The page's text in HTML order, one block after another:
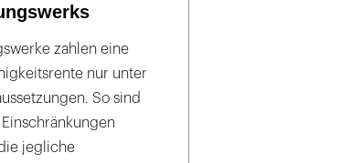
zahlen eine
nur unter
So sind
jegliche